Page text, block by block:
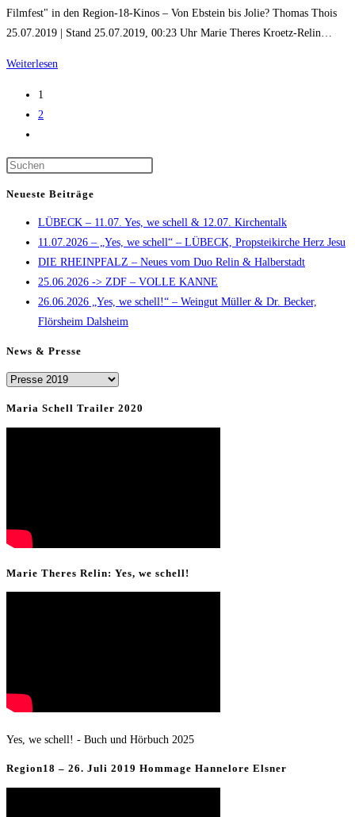
Filmfest" in den Region-18-Kinos – Von Ebstein bis Jolie? Thomas Thois
25.07.2019 | Stand 25.07.2019, 00:23 Uhr Marie Theres Kroetz-Relin…
Weiterlesen
Stars
holen
1
2
Seite
close
the
search
panel.
Neueste Beiträge
LÜBECK – 11.07. Yes, we schell & 12.07. Kirchentalk
11.07.2026 – „Yes, we schell“ – LÜBECK, Propsteikirche Herz Jesu
DIE RHEINPFALZ – Neues vom Duo Relin & Halberstadt
25.06.2026 -> ZDF – VOLLE KANNE
26.06.2026 „Yes, we schell!“ – Weingut Müller & Dr. Becker,
Flörsheim Dalsheim
News & Presse
News
Maria Schell Trailer 2020
Marie Theres Relin: Yes, we schell!
Yes, we schell! - Buch und Hörbuch 2025
Region18 – 26. Juli 2019 Hommage Hannelore Elsner